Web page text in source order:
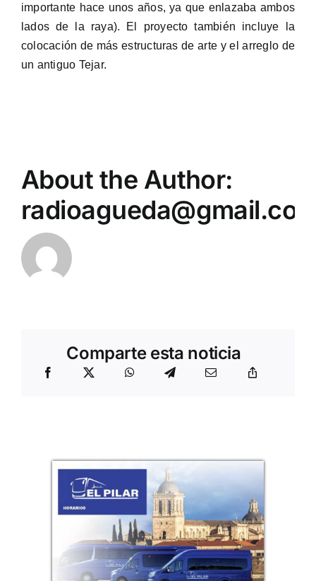
importante hace unos años, ya que enlazaba ambos
lados de la raya). El proyecto también incluye la
colocación de más estructuras de arte y el arreglo de
un antiguo Tejar.
About the Author:
Comparte esta noticia